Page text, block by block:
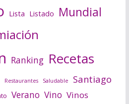
Lista Listado Mundial
Ranking Recetas
Restaurantes Saludable Santiago
Verano Vino Vinos